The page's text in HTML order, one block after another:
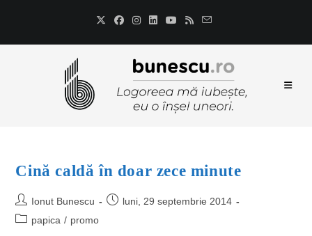
Cină caldă în doar zece minute
Ionut Bunescu
luni, 29 septembrie 2014
papica / promo